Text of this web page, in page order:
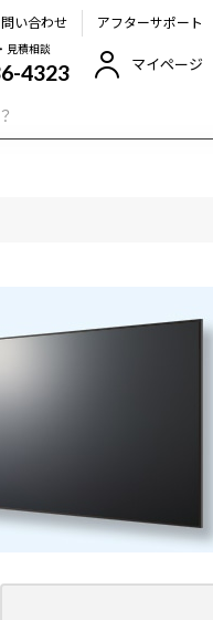
い合わせ アフターサポート
見積相談
4323 マイページ